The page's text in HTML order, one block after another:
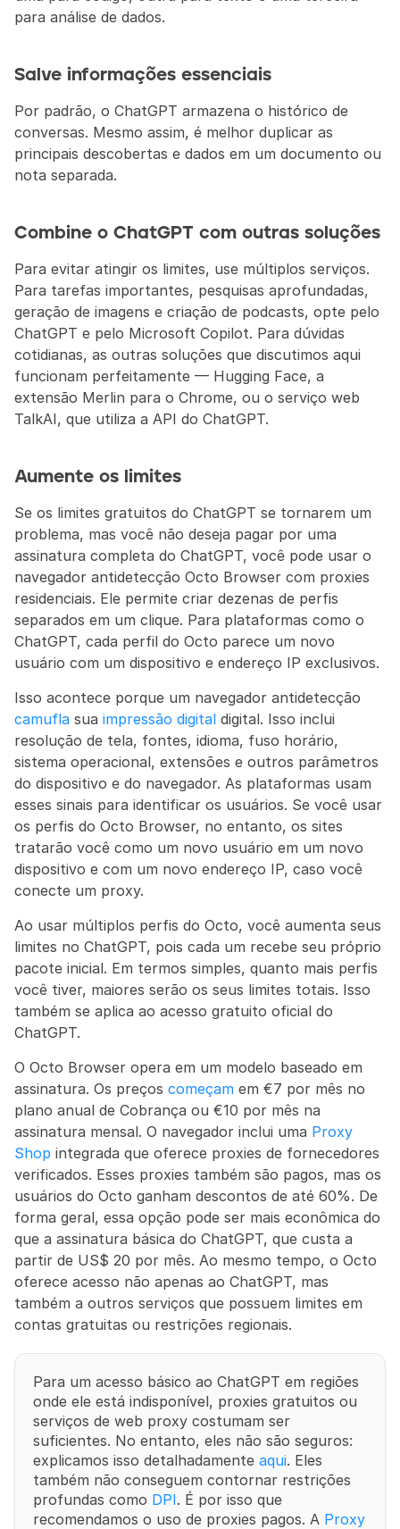
para análise de dados.
Salve informações essenciais
Por padrão, o ChatGPT armazena o histórico de
conversas. Mesmo assim, é melhor duplicar as
principais descobertas e dados em um documento ou
nota separada.
Combine o ChatGPT com outras soluções
Para evitar atingir os limites, use múltiplos serviços.
Para tarefas importantes, pesquisas aprofundadas,
geração de imagens e criação de podcasts, opte pelo
ChatGPT e pelo Microsoft Copilot. Para dúvidas
cotidianas, as outras soluções que discutimos aqui
funcionam perfeitamente — Hugging Face, a
extensão Merlin para o Chrome, ou o serviço web
TalkAI, que utiliza a API do ChatGPT.
Aumente os limites
Se os limites gratuitos do ChatGPT se tornarem um
problema, mas você não deseja pagar por uma
assinatura completa do ChatGPT, você pode usar o
navegador antidetecção Octo Browser com proxies
residenciais. Ele permite criar dezenas de perfis
separados em um clique. Para plataformas como o
ChatGPT, cada perfil do Octo parece um novo
usuário com um dispositivo e endereço IP exclusivos.
camufla sua impressão digital digital. Isso inclui
resolução de tela, fontes, idioma, fuso horário,
sistema operacional, extensões e outros parâmetros
do dispositivo e do navegador. As plataformas usam
esses sinais para identificar os usuários. Se você usar
os perfis do Octo Browser, no entanto, os sites
tratarão você como um novo usuário em um novo
dispositivo e com um novo endereço IP, caso você
conecte um proxy.
Ao usar múltiplos perfis do Octo, você aumenta seus
limites no ChatGPT, pois cada um recebe seu próprio
pacote inicial. Em termos simples, quanto mais perfis
você tiver, maiores serão os seus limites totais. Isso
também se aplica ao acesso gratuito oficial do
ChatGPT.
O Octo Browser opera em um modelo baseado em
assinatura. Os preços começam em €7 por mês no
plano anual de Cobrança ou €10 por mês na
assinatura mensal. O navegador inclui uma Proxy
Shop integrada que oferece proxies de fornecedores
verificados. Esses proxies também são pagos, mas os
usuários do Octo ganham descontos de até 60%. De
forma geral, essa opção pode ser mais econômica do
que a assinatura básica do ChatGPT, que custa a
partir de US$ 20 por mês. Ao mesmo tempo, o Octo
oferece acesso não apenas ao ChatGPT, mas
também a outros serviços que possuem limites em
contas gratuitas ou restrições regionais.
Para um acesso básico ao ChatGPT em regiões
onde ele está indisponível, proxies gratuitos ou
serviços de web proxy costumam ser
suficientes. No entanto, eles não são seguros:
explicamos isso detalhadamente aqui. Eles
também não conseguem contornar restrições
profundas como DPI. É por isso que
recomendamos o uso de proxies pagos. A Proxy